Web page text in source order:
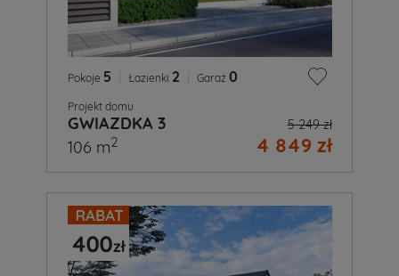
Pokoje 5 Łazienki 2 Garaż 0
Projekt domu
GWIAZDKA 3 5 249 zł
4 849 zł
106 m2